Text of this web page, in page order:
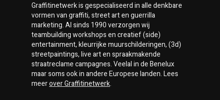
Graffitinetwerkis gespecialiseerd in alle denkbare
vormen van graffiti, street art en guerrilla
marketing. Al sinds 1990 verzorgen wij
teambuilding workshops en creatief (side)
entertainment, kleurrijke muurschilderingen, (3d)
streetpaintings, live art en spraakmakende
straatreclame campagnes. Veelal in de Benelux
maar soms ook in andere Europese landen. Lees
meeroverGraffitinetwerk.